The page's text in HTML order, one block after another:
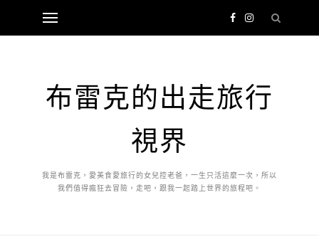
布雷克的出走旅行
視界
我是布雷克，愛美食愛旅行的女兒控老爸，一生只活這麼一次，所以
我們值得瘋狂去冒險，走吧，跟我一起踏上世界的旅程吧。